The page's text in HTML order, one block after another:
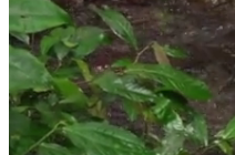
PNGs
PSDs
SVGs
Vorlagen
Vektoren
Videos
Motion Graphics